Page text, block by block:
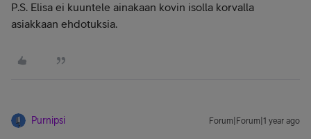
P.S. Elisa ei kuuntele ainakaan kovin isolla korvalla
asiakkaan ehdotuksia.
Purnipsi Forum|Forum|1 year ago